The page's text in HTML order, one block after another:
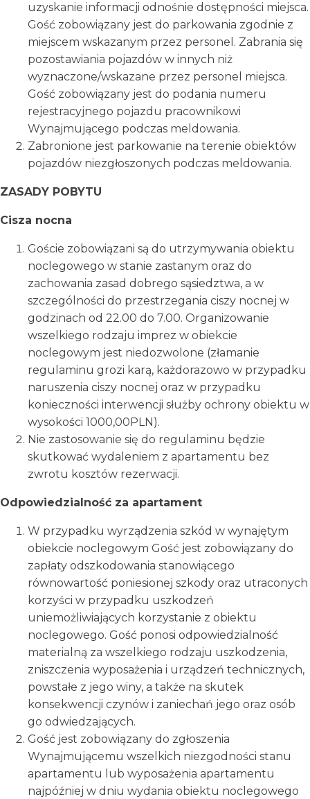
uzyskanie informacji odnośnie dostępności miejsca.
Gość zobowiązany jest do parkowania zgodnie z
miejscem wskazanym przez personel. Zabrania się
pozostawiania pojazdów w innych niż
wyznaczone/wskazane przez personel miejsca.
Gość zobowiązany jest do podania numeru
rejestracyjnego pojazdu pracownikowi
Wynajmującego podczas meldowania.
Zabronione jest parkowanie na terenie obiektów
pojazdów niezgłoszonych podczas meldowania.
ZASADY POBYTU
Cisza nocna
Goście zobowiązani są do utrzymywania obiektu
noclegowego w stanie zastanym oraz do
zachowania zasad dobrego sąsiedztwa, a w
szczególności do przestrzegania ciszy nocnej w
godzinach od 22.00 do 7.00. Organizowanie
wszelkiego rodzaju imprez w obiekcie
noclegowym jest niedozwolone (złamanie
regulaminu grozi karą, każdorazowo w przypadku
naruszenia ciszy nocnej oraz w przypadku
konieczności interwencji służby ochrony obiektu w
wysokości 1000,00PLN).
Nie zastosowanie się do regulaminu będzie
skutkować wydaleniem z apartamentu bez
zwrotu kosztów rezerwacji.
Odpowiedzialność za apartament
W przypadku wyrządzenia szkód w wynajętym
obiekcie noclegowym Gość jest zobowiązany do
zapłaty odszkodowania stanowiącego
równowartość poniesionej szkody oraz utraconych
korzyści w przypadku uszkodzeń
uniemożliwiających korzystanie z obiektu
noclegowego. Gość ponosi odpowiedzialność
materialną za wszelkiego rodzaju uszkodzenia,
zniszczenia wyposażenia i urządzeń technicznych,
powstałe z jego winy, a także na skutek
konsekwencji czynów i zaniechań jego oraz osób
go odwiedzających.
Gość jest zobowiązany do zgłoszenia
Wynajmującemu wszelkich niezgodności stanu
apartamentu lub wyposażenia apartamentu
najpóźniej w dniu wydania obiektu noclegowego